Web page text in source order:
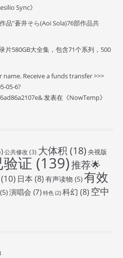
Sync》
品”蒼井そら(Aoi Sola)76部作品共
片580GB大全集，包含71个系列，500
Receive a funds transfer >>>
05-6?
发表在《NowTemp》
公共修改 (3) 大体积 (18) 央视版
验证 (139)推荐🌟
(10) 日本 (8) 有声读物 (5)有效
(5)演唱会 (7) 特色 (2) 科幻 (8) 空中